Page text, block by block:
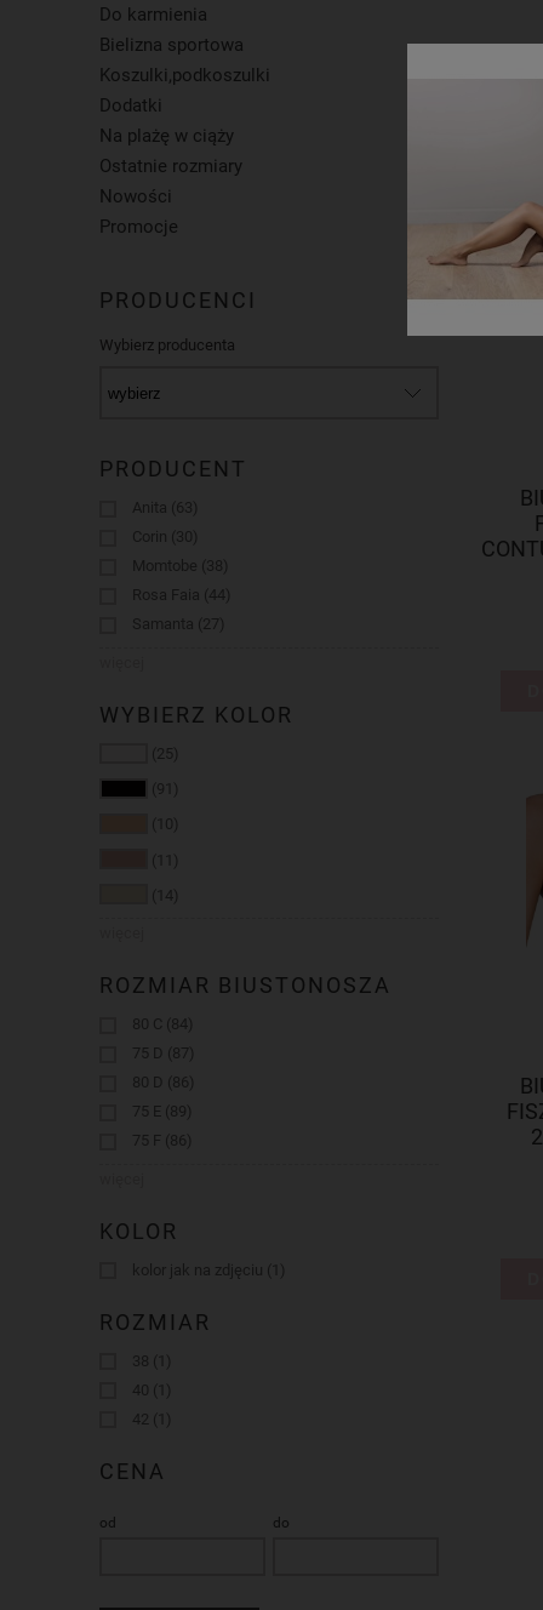
Do karmienia
Bielizna sportowa
Koszulki,podkoszulki
Dodatki
Na plażę w ciąży
Ostatnie rozmiary
Nowości
Promocje
PRODUCENCI
Wybierz producenta
PRODUCENT
Anita (63)
Corin (30)
Momtobe (38)
Rosa Faia (44)
Samanta (27)
WYBIERZ KOLOR
(25)
(91)
(10)
(11)
(14)
ROZMIAR BIUSTONOSZA
80 C (84)
75 D (87)
80 D (86)
75 E (89)
75 F (86)
KOLOR
kolor jak na zdjęciu (1)
ROZMIAR
38 (1)
40 (1)
42 (1)
CENA
od do